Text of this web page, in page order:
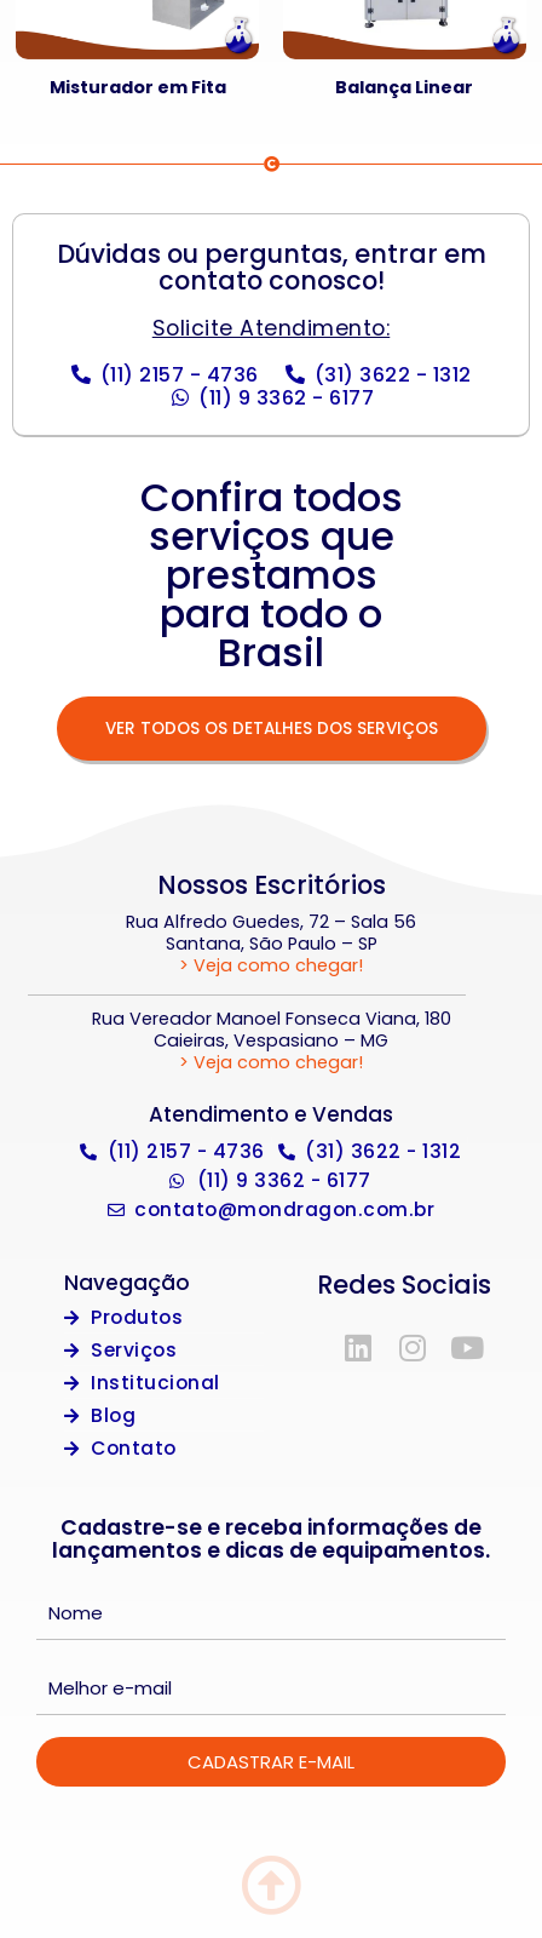
Misturador em Fita Balança Linear
Dúvidas ou perguntas, entrar em
contato conosco!
Solicite Atendimento:
(11) 2157 - 4736
(31) 3622 - 1312
(11) 9 3362 - 6177
Confira todos
serviços que
prestamos
para todo o
Brasil
VER TODOS OS DETALHES DOS SERVIÇOS
Nossos Escritórios
Rua Alfredo Guedes, 72 – Sala 56
Santana, São Paulo – SP
> Veja como chegar!
Rua Vereador Manoel Fonseca Viana, 180
Caieiras, Vespasiano – MG
> Veja como chegar!
Atendimento e Vendas
(11) 2157 - 4736
(31) 3622 - 1312
(11) 9 3362 - 6177
contato@mondragon.com.br
Navegação
Produtos
Serviços
Institucional
Blog
Contato
Redes Sociais
Cadastre-se e receba informações de
lançamentos e dicas de equipamentos.